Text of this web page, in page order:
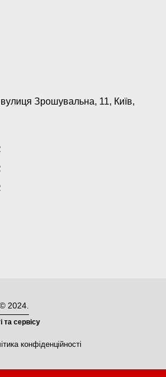
Зрошувальна, 11, Київ,
2024.
та сервісу
конфіденційності